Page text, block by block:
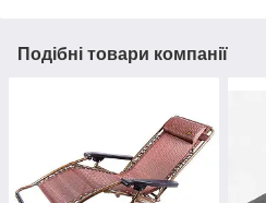
Подібні товари компанії